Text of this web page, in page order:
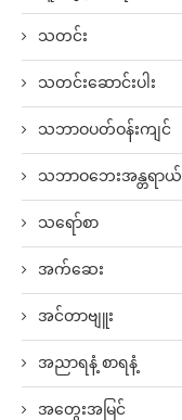
သတင်း
သတင်းဆောင်းပါး
သဘာဝပတ်ဝန်းကျင်
သဘာဝဘေးအန္တရာယ်
သရော်စာ
အက်ဆေး
အင်တာဗျူး
အညာရနံ့ စာရနံ့
အတွေးအမြင်